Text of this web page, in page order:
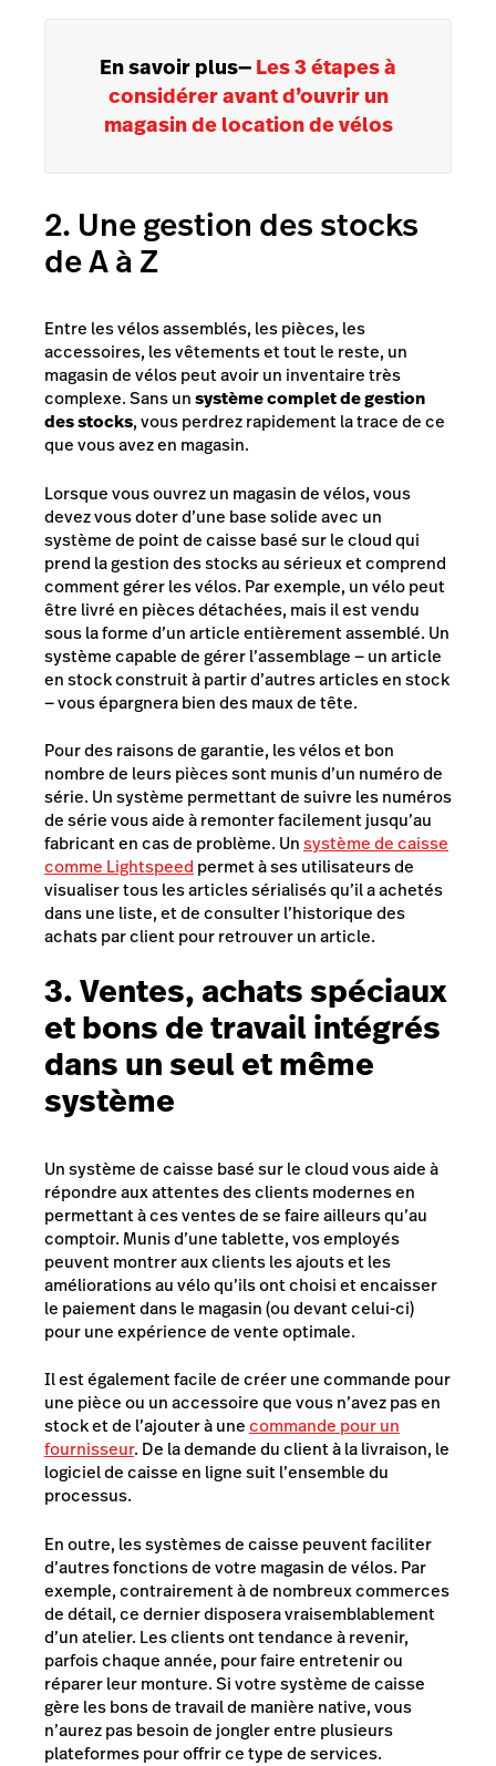
En savoir plus— Les 3 étapes à
considérer avant d’ouvrir un
magasin de location de vélos
2. Une gestion des stocks
de A à Z
Entre les vélos assemblés, les pièces, les
accessoires, les vêtements et tout le reste, un
magasin de vélos peut avoir un inventaire très
complexe. Sans unsystème complet de gestion
des stocks, vous perdrez rapidement la trace de ce
que vous avez en magasin.
Lorsque vous ouvrez un magasin de vélos, vous
devez vous doter d’une base solide avec un
système de point de caisse basé sur le cloud qui
prend la gestion des stocks au sérieux et comprend
comment gérer les vélos. Par exemple, un vélo peut
être livré en pièces détachées, mais il est vendu
sous la forme d’un article entièrement assemblé. Un
système capable de gérer l’assemblage — un article
en stock construit à partir d’autres articles en stock
— vous épargnera bien des maux de tête.
Pour des raisons de garantie, les vélos et bon
nombre de leurs pièces sont munis d’un numéro de
série. Un système permettant de suivre les numéros
de série vous aide à remonter facilement jusqu’au
fabricant en cas de problème. Unsystème de caisse
comme Lightspeed permet à ses utilisateurs de
visualiser tous les articles sérialisés qu’il a achetés
dans une liste, et de consulter l’historique des
achats par client pour retrouver un article.
3. Ventes, achats spéciaux
et bons de travail intégrés
dans un seul et même
système
Un système de caisse basé sur le cloud vous aide à
répondre aux attentes des clients modernes en
permettant à ces ventes de se faire ailleurs qu’au
comptoir. Munis d’une tablette, vos employés
peuvent montrer aux clients les ajouts et les
améliorations au vélo qu’ils ont choisi et encaisser
le paiement dans le magasin (ou devant celui-ci)
pour une expérience de vente optimale.
Il est également facile de créer une commande pour
une pièce ou un accessoire que vous n’avez pas en
stock et de l’ajouter à unecommande pour un
fournisseur. De la demande du client à la livraison, le
logiciel de caisse en ligne suit l’ensemble du
processus.
En outre, les systèmes de caisse peuvent faciliter
d’autres fonctions de votre magasin de vélos. Par
exemple, contrairement à de nombreux commerces
de détail, ce dernier disposera vraisemblablement
d’un atelier. Les clients ont tendance à revenir,
parfois chaque année, pour faire entretenir ou
réparer leur monture. Si votre système de caisse
gère les bons de travail de manière native, vous
n’aurez pas besoin de jongler entre plusieurs
plateformes pour offrir ce type de services.